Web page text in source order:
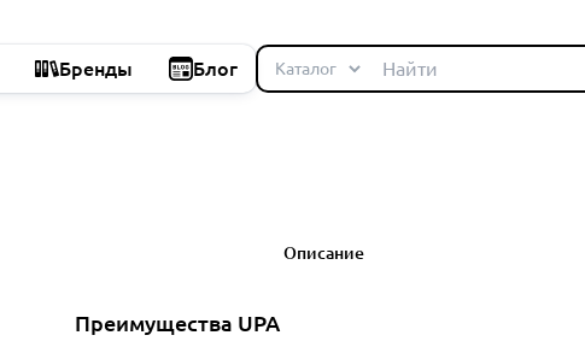
Бренды Блог
Описание
Преимущества UPA